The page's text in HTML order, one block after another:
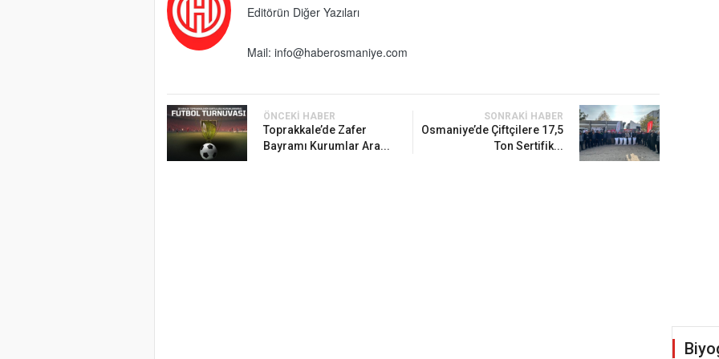
Editörün Diğer Yazıları
Mail: info@haberosmaniye.com
ÖNCEKI HABER
Toprakkale’de Zafer
Bayramı Kurumlar Ara...
SONRAKI HABER
Osmaniye’de Çiftçilere 17,5
Ton Sertifik...